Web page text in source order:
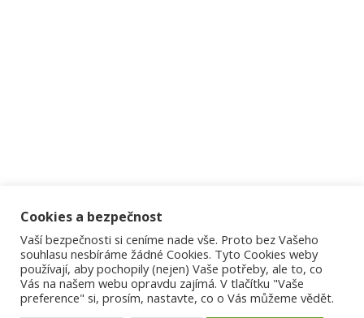
Cookies a bezpečnost
Vaší bezpečnosti si ceníme nade vše. Proto bez Vašeho
souhlasu nesbíráme žádné Cookies. Tyto Cookies weby
používají, aby pochopily (nejen) Vaše potřeby, ale to, co
Vás na našem webu opravdu zajímá. V tlačítku "Vaše
preference" si, prosím, nastavte, co o Vás můžeme vědět.